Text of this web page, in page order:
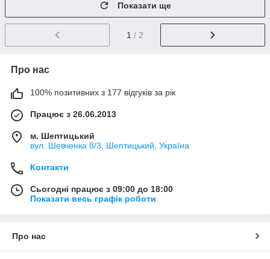
Показати ще
1 / 2
Про нас
100% позитивних з 177 відгуків за рік
Працює з 26.06.2013
м. Шептицький
вул. Шевченка 8/3, Шептицький, Україна
Контакти
Сьогодні працює з 09:00 до 18:00
Показати весь графік роботи
Про нас